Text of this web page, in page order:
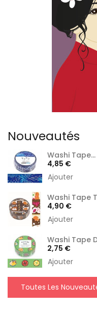
Nouveautés
Washi Tape...
Prix
4,85 €
Ajouter
Washi Tape
Prix
4,90 €
Ajouter
Washi Tape
Prix
2,75 €
Ajouter
Toutes Les